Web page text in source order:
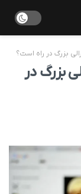
یک رالی بزرگ در